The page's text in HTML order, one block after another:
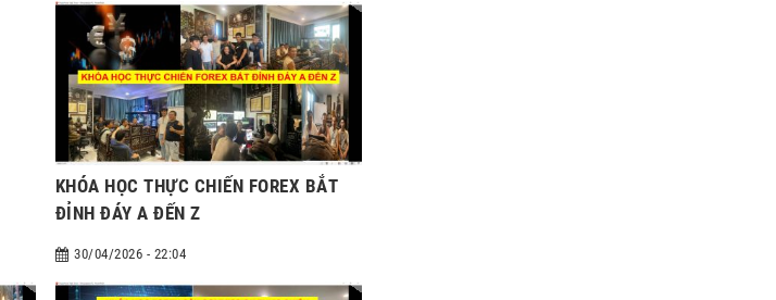
KHÓA HỌC THỰC CHIẾN FOREX BẮT
ĐỈNH ĐÁY A ĐẾN Z
30/04/2026 - 22:04